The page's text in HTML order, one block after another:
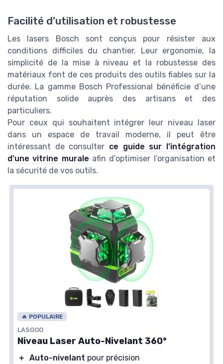
Facilité d’utilisation et robustesse
Les lasers Bosch sont conçus pour résister aux
conditions difficiles du chantier. Leur ergonomie, la
simplicité de la mise à niveau et la robustesse des
matériaux font de ces produits des outils fiables sur la
durée. La gamme Bosch Professional bénéficie d’une
réputation solide auprès des artisans et des
particuliers.
Pour ceux qui souhaitent intégrer leur niveau laser
dans un espace de travail moderne, il peut être
intéressant de consulter ce guide sur l’intégration
d’une vitrine murale afin d’optimiser l’organisation et
la sécurité de vos outils.
🔥 POPULAIRE
LASGOO
Niveau Laser Auto-Nivelant 360°
＋ Auto-nivelant pour précision